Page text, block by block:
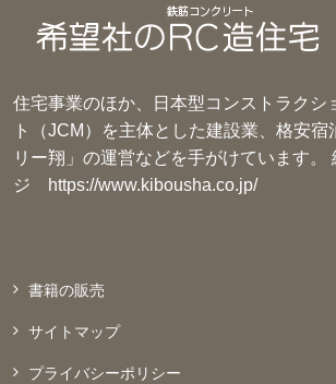
住宅事業のほか、日本型コンストラクシ
ト（JCM）を主体とした建設業、格安宿
リー翔」の運営などを手がけています。
ジ
https://www.kibousha.co.jp/
書籍の販売
サイトマップ
プライバシーポリシー